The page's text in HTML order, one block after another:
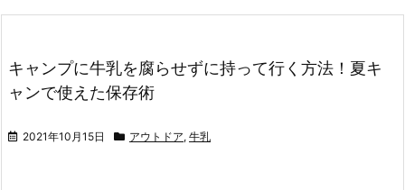
キャンプに牛乳を腐らせずに持って行く方法！夏キ
ャンで使えた保存術
2021年10月15日 アウトドア, 牛乳